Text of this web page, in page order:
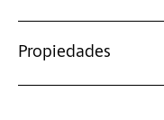
Propiedades